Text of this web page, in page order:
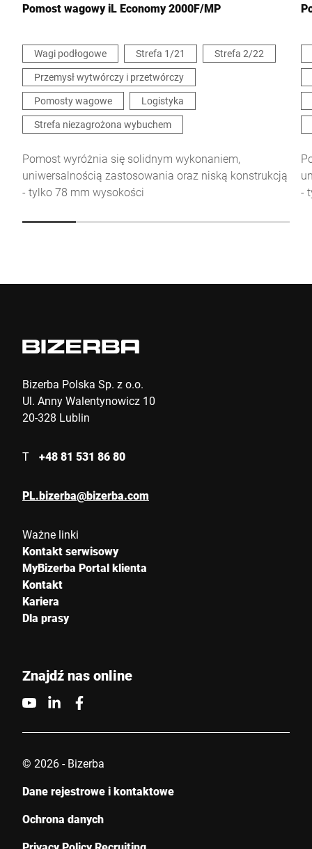
Niniejszym potwierdzam, że zgadzam się na wykorzystanie
moich danych do przetworzenia tego żądania Dalsze informacje
można znaleźć wDeklaracja ochrony danych
Anti-Robot Verification
Click to start verification
Pomost wagowy iL Economy 2000F/MP
Wagi podłogowe Strefa 1/21
Strefa 2/22
Przemysł wytwórczy i przetwórczy
Pomosty wagowe
Logistyka
Strefa niezagrożona wybuchem
Pomost wyróżnia się solidnym wykonaniem,
uniwersalnością zastosowania oraz niską konstrukcją
- tylko 78 mm wysokości
-
Bizerba Polska Sp. z o.o.
Ul. Anny Walentynowicz 10
20-328 Lublin
T +48 81 531 86 80
PL.bizerba@bizerba.com
Ważne linki
Kontakt serwisowy
MyBizerba Portal klienta
Kontakt
Kariera
Dla prasy
Znajdź nas online
© 2026 - Bizerba
Dane rejestrowe i kontaktowe
Ochrona danych